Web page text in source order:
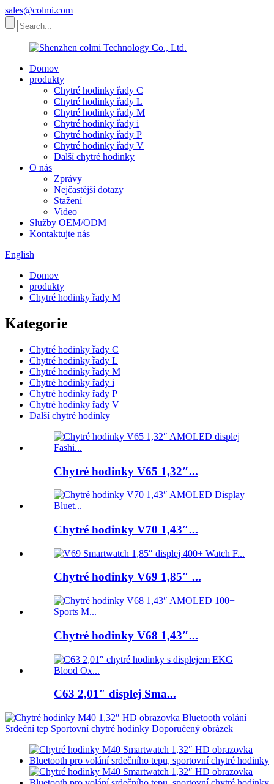
sales@colmi.com
Domov
produkty
Chytré hodinky řady C
Chytré hodinky řady L
Chytré hodinky řady M
Chytré hodinky řady i
Chytré hodinky řady P
Chytré hodinky řady V
Další chytré hodinky
O nás
Zprávy
Nejčastější dotazy
Stažení
Video
Služby OEM/ODM
Kontaktujte nás
English
Domov
produkty
Chytré hodinky řady M
Kategorie
Chytré hodinky řady C
Chytré hodinky řady L
Chytré hodinky řady M
Chytré hodinky řady i
Chytré hodinky řady P
Chytré hodinky řady V
Další chytré hodinky
Chytré hodinky V65 1,32″...
Chytré hodinky V70 1,43″...
Chytré hodinky V69 1,85″ ...
Chytré hodinky V68 1,43″...
C63 2,01″ displej Sma...